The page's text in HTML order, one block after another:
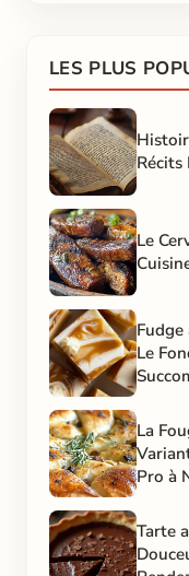
LES PLUS
Le
Le
La
Pro à
Tarte